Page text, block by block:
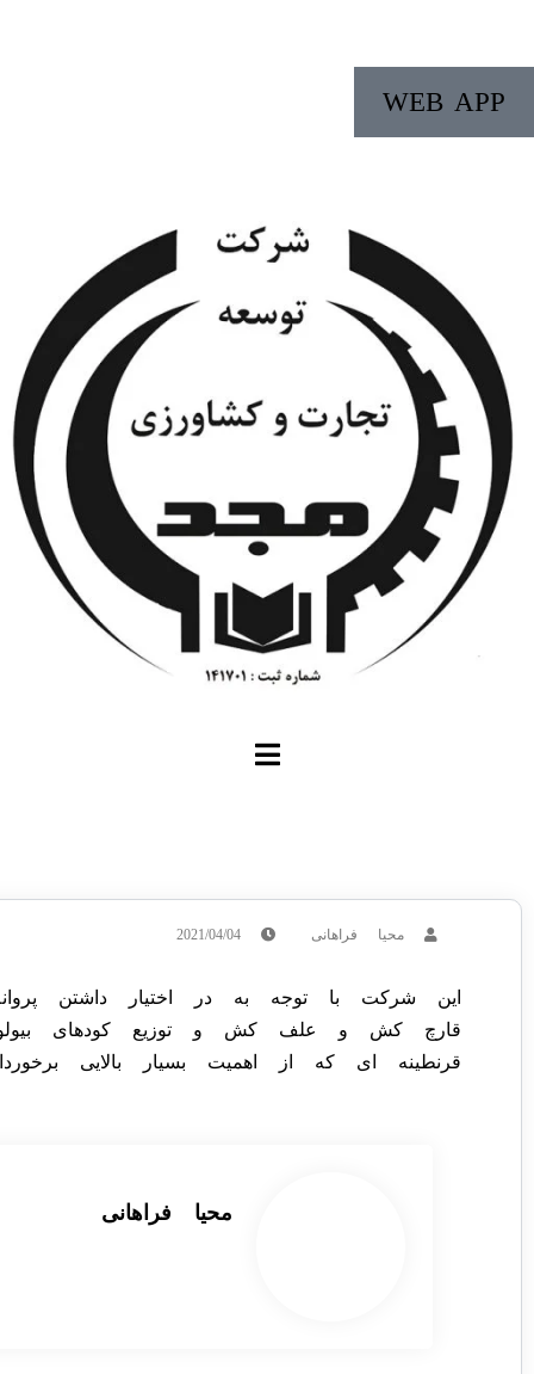
WEB APP
محیا فراهانی 2021/04/04
این شرکت با توجه به در اختیار داشتن
قارچ کش و علف کش و توزیع کودهای
قرنطینه ای که از اهمیت بسیار بالایی
محیا فراهانی